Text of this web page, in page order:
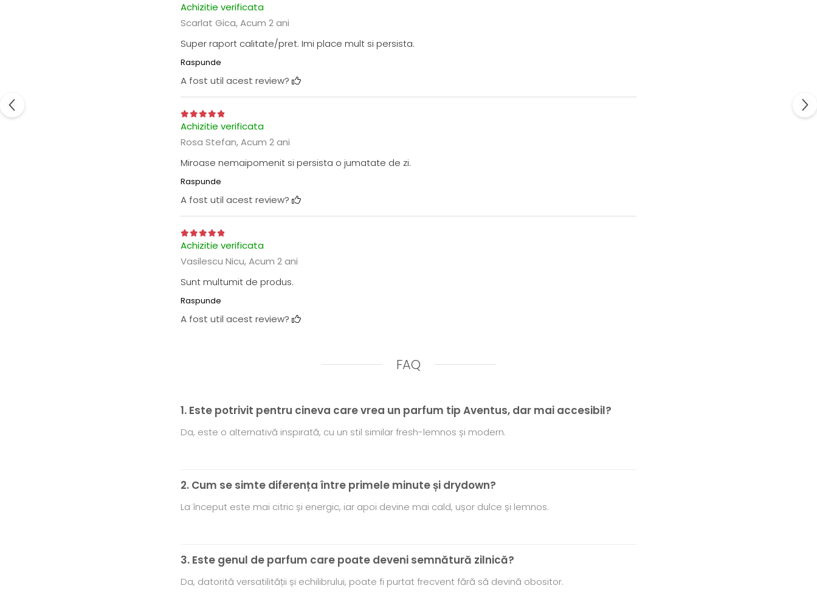
Achizitie verificata
Scarlat Gica,Acum 2 ani
Super raport calitate/pret. Imi place mult si persista.
Raspunde
A fost util acest review?
Achizitie verificata
Rosa Stefan,Acum 2 ani
Miroase nemaipomenit si persista o jumatate de zi.
Raspunde
A fost util acest review?
Achizitie verificata
Vasilescu Nicu,Acum 2 ani
Sunt multumit de produs.
Raspunde
A fost util acest review?
FAQ
1. Este potrivit pentru cineva care vrea un parfum tip Aventus, dar mai accesibil?
Da, este o alternativă inspirată, cu un stil similar fresh-lemnos și modern.
2. Cum se simte diferența între primele minute și drydown?
La început este mai citric și energic, iar apoi devine mai cald, ușor dulce și lemnos.
3. Este genul de parfum care poate deveni semnătură zilnică?
Da, datorită versatilității și echilibrului, poate fi purtat frecvent fără să devină obositor.